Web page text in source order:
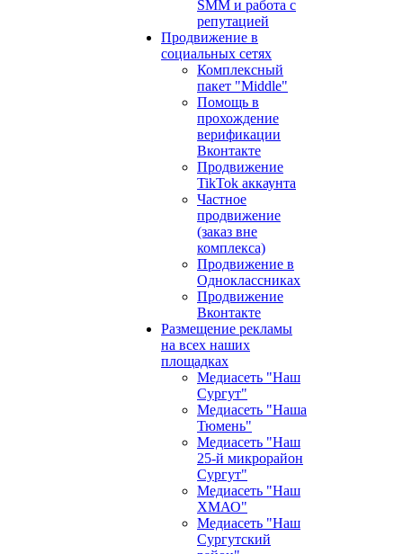
SMM и работа с
репутацией
Продвижение в
социальных сетях
Комплексный
пакет "Middle"
Помощь в
прохождение
верификации
Вконтакте
Продвижение
TikTok аккаунта
Частное
продвижение
(заказ вне
комплекса)
Продвижение в
Одноклассниках
Продвижение
Вконтакте
Размещение рекламы
на всех наших
площадках
Медиасеть "Наш
Сургут"
Медиасеть "Наша
Тюмень"
Медиасеть "Наш
25-й микрорайон
Сургут"
Медиасеть "Наш
ХМАО"
Медиасеть "Наш
Сургутский